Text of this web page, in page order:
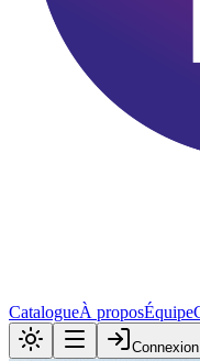
CatalogueÀ proposÉquipe
Connexion